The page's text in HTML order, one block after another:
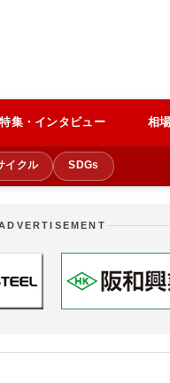
特集・インタビュー 相
イクル SDGs